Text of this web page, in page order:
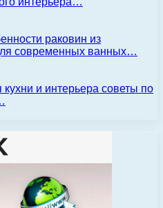
раковин из
современных ванных…
и интерьера советы по